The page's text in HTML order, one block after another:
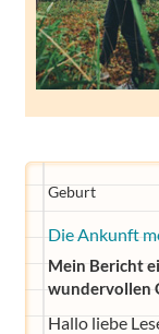
Geburt
Die Ankunft
Mein Bericht
wundervollen
Hallo liebe